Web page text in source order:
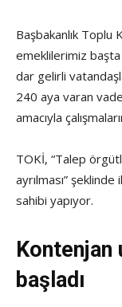
Başbakanlık Toplu
emeklilerimiz
dar gelirli
240 aya varan
amacıyla
TOKİ, “Talep
ayrılması”
sahibi yapıyor.
Kontenjan
başladı